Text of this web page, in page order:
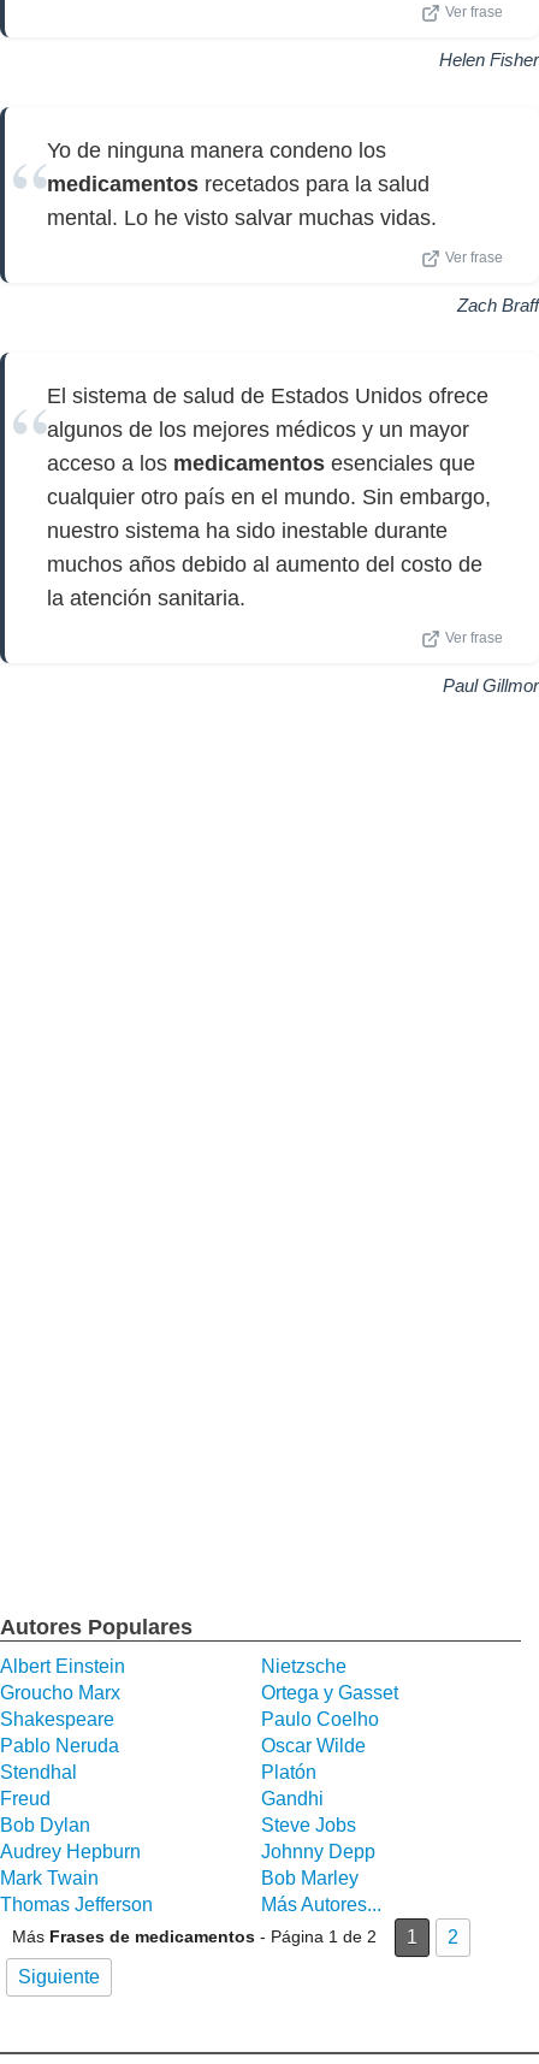
Ver frase
Helen Fisher
Yo de ninguna manera condeno los
medicamentos recetados para la salud
mental. Lo he visto salvar muchas vidas.
Ver frase
Zach Braff
El sistema de salud de Estados Unidos ofrece
algunos de los mejores médicos y un mayor
acceso a los medicamentos esenciales que
cualquier otro país en el mundo. Sin embargo,
nuestro sistema ha sido inestable durante
muchos años debido al aumento del costo de
la atención sanitaria.
Ver frase
Paul Gillmor
Autores Populares
Albert Einstein
Nietzsche
Groucho Marx
Ortega y Gasset
Shakespeare
Paulo Coelho
Pablo Neruda
Oscar Wilde
Stendhal
Platón
Freud
Gandhi
Bob Dylan
Steve Jobs
Audrey Hepburn
Johnny Depp
Mark Twain
Bob Marley
Thomas Jefferson
Más Autores...
Más Frases de medicamentos - Página 1 de 2 1
2
Siguiente